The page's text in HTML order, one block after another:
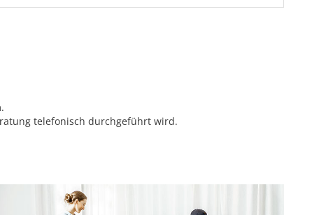
telefonisch durchgeführt wird.